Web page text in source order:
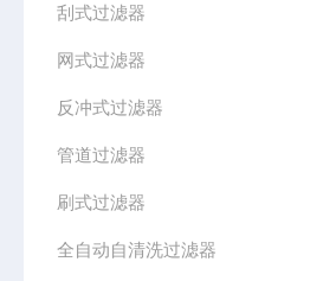
刮式过滤器
网式过滤器
反冲式过滤器
管道过滤器
刷式过滤器
全自动自清洗过滤器